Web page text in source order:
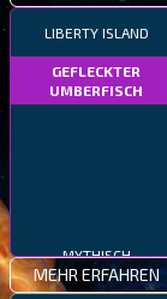
LIBERTY ISLAND
GEFLECKTER
UMBERFISCH
MYTHISCH
MEHR ERFAHREN